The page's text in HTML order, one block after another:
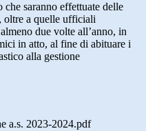
saranno effettuate delle
oltre a quelle ufficiali
due volte all’anno, in
in atto, al fine di abituare i
alla gestione
a.s. 2023-2024.pdf